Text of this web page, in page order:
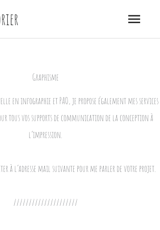
Menu
Graphisme
en infographie et PAO, je propose également mes services
tous vos supports de communication de la conception à
l’impression.
à l’adresse mail suivante pour me parler de votre projet.
/////////////////////